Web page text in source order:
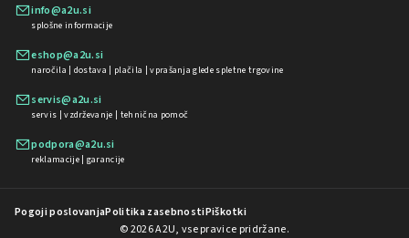
info@a2u.si
splošne informacije
eshop@a2u.si
naročila | dostava | plačila | vprašanja glede spletne trgovine
servis@a2u.si
servis | vzdrževanje | tehnična pomoč
podpora@a2u.si
reklamacije | garancije
Pogoji poslovanjaPolitika zasebnostiPiškotki
© 2026 A2U, vse pravice pridržane.